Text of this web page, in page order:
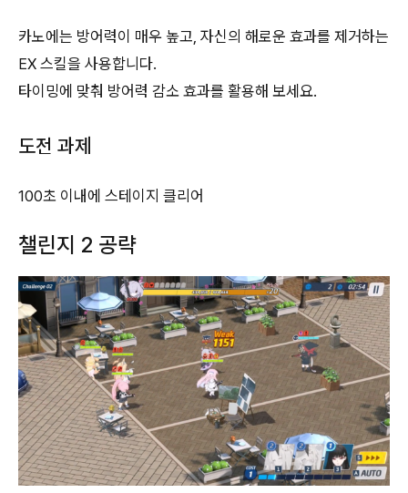
카노에는 방어력이 매우 높고, 자신의 해로운 효과를 제거하는
EX 스킬을 사용합니다.
타이밍에 맞춰 방어력 감소 효과를 활용해 보세요.
도전 과제
100초 이내에 스테이지 클리어
챌린지 2 공략